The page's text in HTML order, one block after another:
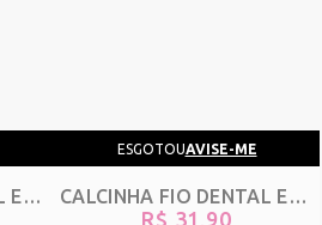
CALCINHA FIO DENTAL EM TULE POÁ COM REGULAGEM - AKIK - PRETO - REF 2886
ESGOTOUAVISE-ME
CALCINHA FIO DENTAL EM TULE POÁ COM REGULAGEM - AKIK - BRANCO - REF 2887
R$ 31,90